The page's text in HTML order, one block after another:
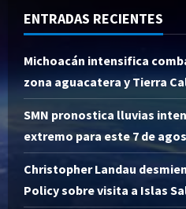
ENTRADAS RECIENTES
Michoacán intensifica
zona aguacatera y Tierra
SMN pronostica lluvias
extremo para este 7 de
Christopher Landau
Policy sobre visita a Islas